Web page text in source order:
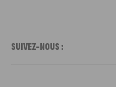
SUIVEZ-NOUS :